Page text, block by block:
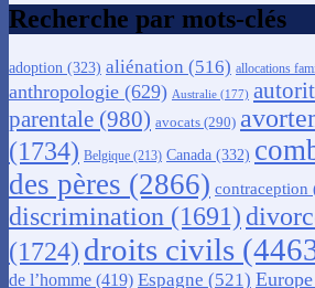
Recherche par mots-clés
adoption (323) aliénation (516) allocations
anthropologie (629) Australie (177)
parentale (980) avocats (290)
(1734) Belgique (213) Canada (332)
des pères (2866) contraception
discrimination (1691)
(1724) droits civils
de l’homme (419) Espagne (521) Europe